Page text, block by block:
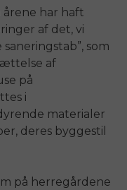
årene har haft
af det, vi
som
af
på
i
materialer
deres byggestil
på herregårdene